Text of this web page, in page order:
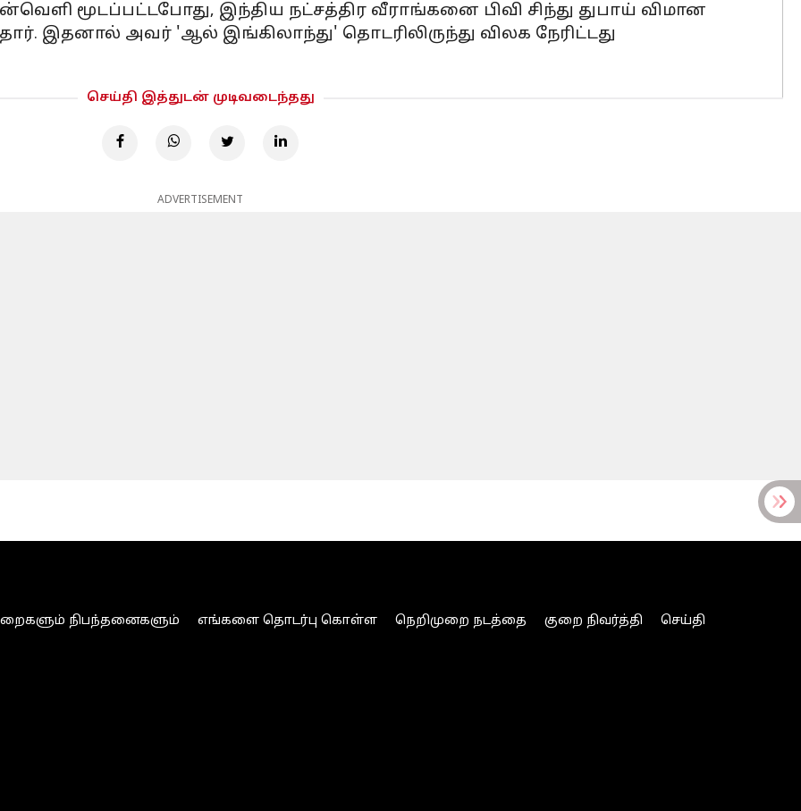
மூடப்பட்டபோது, இந்திய நட்சத்திர வீராங்கனை பிவி சிந்து துபாய் விமான
இதனால் அவர் 'ஆல் இங்கிலாந்து' தொடரிலிருந்து விலக நேரிட்டது
செய்தி இத்துடன் முடிவடைந்தது
ADVERTISEMENT
நிபந்தனைகளும் எங்களை தொடர்பு கொள்ள நெறிமுறை நடத்தை குறை நிவர்த்தி
செய்தி